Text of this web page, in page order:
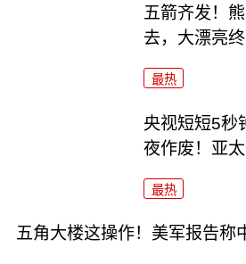
五箭齐发！
去，大漂亮
最热
央视短短5秒
夜作废！亚
最热
五角大楼这操作！美军报告称